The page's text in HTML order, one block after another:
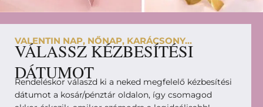
VALENTIN NAP, NŐNAP, KARÁCSONY...
VÁLASSZ KÉZBESÍTÉSI
DÁTUMOT
Rendeléskor válaszd ki a neked megfelelő kézbesítési
dátumot a kosár/pénztár oldalon, így csomagod